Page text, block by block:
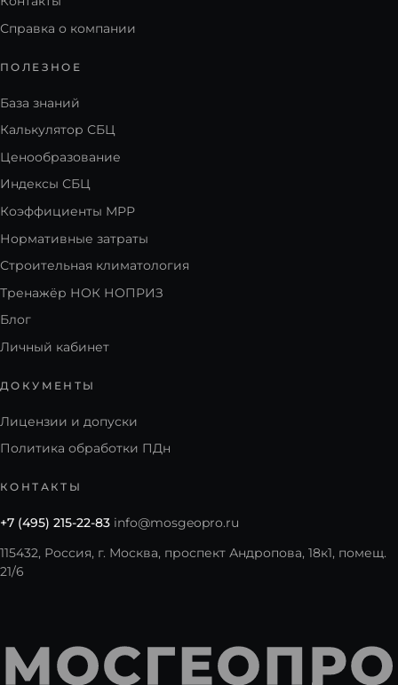
Справка о компании
ПОЛЕЗНОЕ
База знаний
Калькулятор СБЦ
Ценообразование
Индексы СБЦ
Коэффициенты МРР
Нормативные затраты
Строительная климатология
Тренажёр НОК НОПРИЗ
Блог
Личный кабинет
ДОКУМЕНТЫ
Лицензии и допуски
Политика обработки ПДн
КОНТАКТЫ
+7 (495) 215-22-83 info@mosgeopro.ru
115432, Россия, г. Москва, проспект Андропова, 18к1, помещ.
21/6